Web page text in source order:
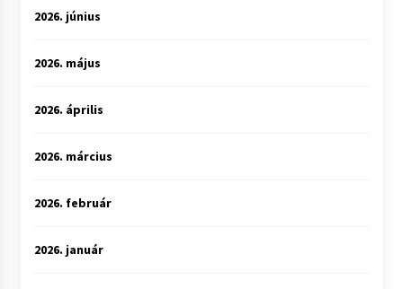
2026. június
2026. május
2026. április
2026. március
2026. február
2026. január